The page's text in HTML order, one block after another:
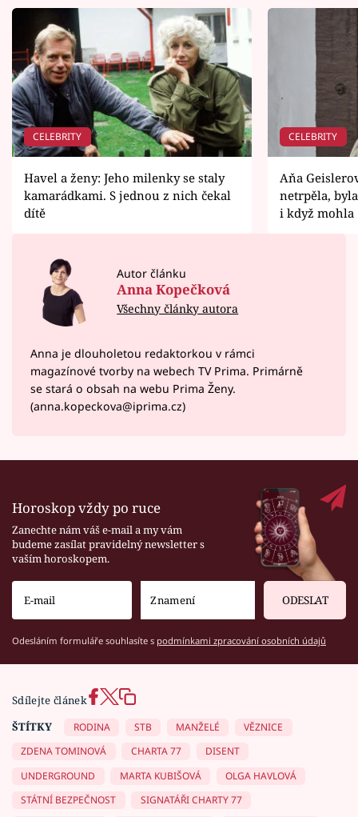
CELEBRITY
Havel a ženy: Jeho milenky se staly
kamarádkami. S jednou z nich čekal
dítě
CELEBRITY
Aňa
netrpěla,
i když mohla
Autor článku
Anna Kopečková
Všechny články autora
Anna je dlouholetou redaktorkou v rámci
magazínové tvorby na webech TV Prima. Primárně
se stará o obsah na webu Prima Ženy.
(anna.kopeckova@iprima.cz)
Horoskop vždy po ruce
Zanechte nám váš e-mail a my vám
budeme zasílat pravidelný newsletter s
vaším horoskopem.
ODESLAT
Odesláním formuláře souhlasíte s podmínkami zpracování osobních údajů
Sdílejte článek
ŠTÍTKY
RODINA STB MANŽELÉ
VĚZNICE
ZDENA TOMINOVÁ
CHARTA 77
DISENT
UNDERGROUND
MARTA KUBIŠOVÁ
OLGA HAVLOVÁ
STÁTNÍ BEZPEČNOST
SIGNATÁŘI CHARTY 77